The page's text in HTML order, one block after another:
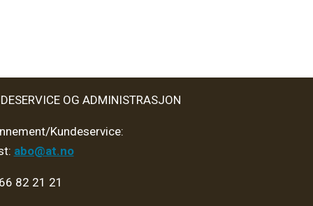
OG ADMINISTRASJON
Kundeservice:
abo@at.no
82 21 21